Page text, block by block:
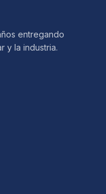
entregando
y la industria.